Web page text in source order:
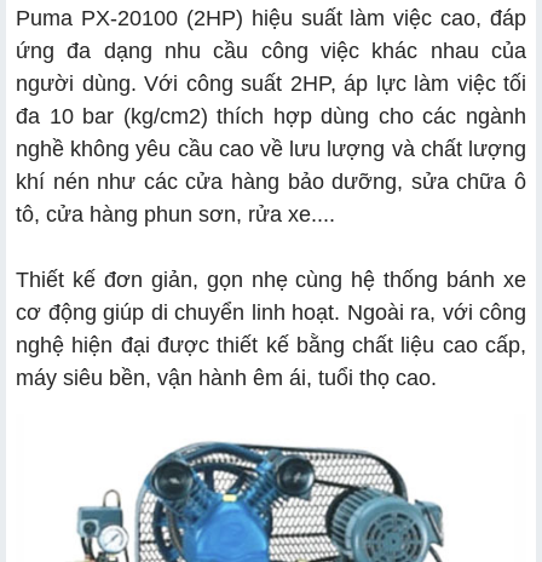
Puma PX-20100 (2HP) hiệu suất làm việc cao, đáp
ứng đa dạng nhu cầu công việc khác nhau của
người dùng. Với công suất 2HP, áp lực làm việc tối
đa 10 bar (kg/cm2) thích hợp dùng cho các ngành
nghề không yêu cầu cao về lưu lượng và chất lượng
khí nén như các cửa hàng bảo dưỡng, sửa chữa ô
tô, cửa hàng phun sơn, rửa xe....
Thiết kế đơn giản, gọn nhẹ cùng hệ thống bánh xe
cơ động giúp di chuyển linh hoạt. Ngoài ra, với công
nghệ hiện đại được thiết kế bằng chất liệu cao cấp,
máy siêu bền, vận hành êm ái, tuổi thọ cao.